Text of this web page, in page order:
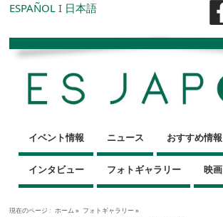
ESPAÑOL I 日本語
イベント情報 ニュース おすすめ情報
インタビュー フォトギャラリー 映画
現在のページ : ホーム » フォトギャラリー»